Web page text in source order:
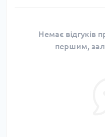
Немає відгуків
першим,